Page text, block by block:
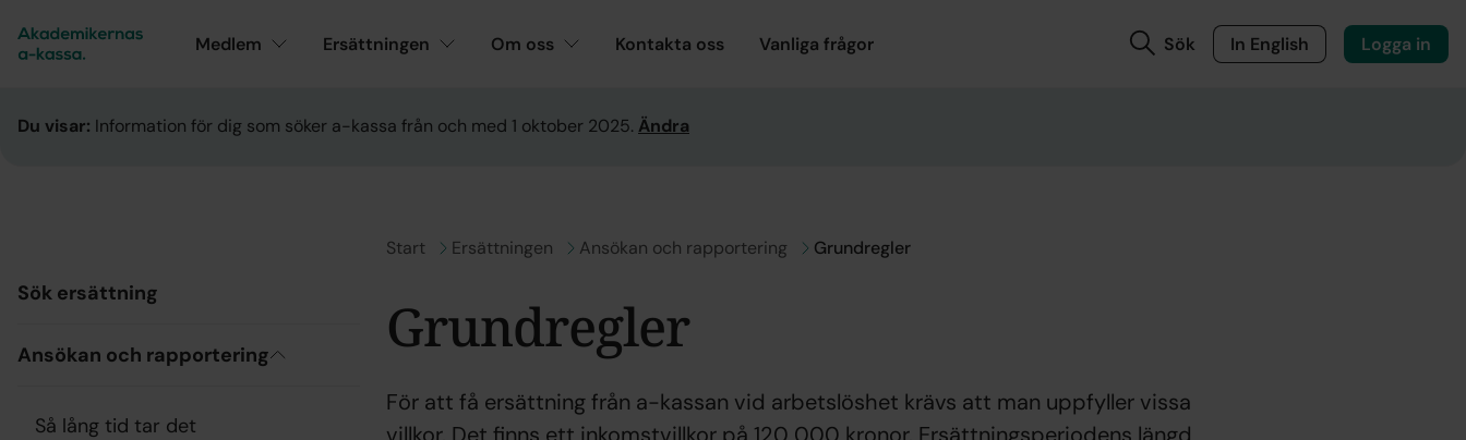
Medlem Ersättningen Om oss Kontakta oss Vanliga frågor Sök In English Logga in
Du visar: Information för dig som söker a-kassa från och med 1 oktober 2025. Ändra
Sök ersättning
Ansökan och rapportering
Så lång tid tar det
Gå till
Start Gå till
Ersättningen Gå till
Ansökan och rapportering Grundregler
Grundregler
För att få ersättning från a-kassan vid arbetslöshet krävs att man uppfyller vissa